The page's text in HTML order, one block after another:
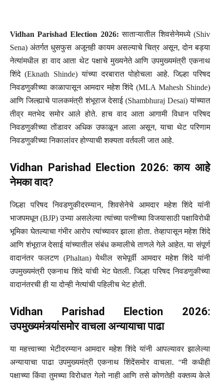
Vidhan Parishad Election 2026: साताऱ्यातील शिवसेनेमध्ये (Shiv
Sena) अंतर्गत धुसफुस अजूनही कायम असल्याचे चित्र असून, दोन बड्या
नेत्यांमधील हा वाद आता थेट पक्षाचे मुख्यनेते आणि उपमुख्यमंत्री एकनाथ
शिंदे (Eknath Shinde) यांच्या दरबारात पोहोचला आहे. जिल्हा परिषद
निवडणुकीच्या काळापासून आमदार महेश शिंदे (MLA Mahesh Shinde)
आणि जिल्ह्याचे पालकमंत्री शंभूराज देसाई (Shambhuraj Desai) यांच्यात
तीव्र मतभेद समोर आले होते. हाच वाद आता आगामी विधान परिषद
निवडणुकीच्या तोंडावर अधिक उफाळून आला असून, याचा थेट परिणाम
निवडणुकीच्या निकालांवर होण्याची शक्यता वर्तवली जात आहे.
Vidhan Parishad Election 2026: काय आहे
नेमका वाद?
जिल्हा परिषद निवडणुकीदरम्यान, शिवसेनेचे आमदार महेश शिंदे यांनी
भाजपमधून (BJP) उभ्या असलेल्या त्यांच्या पत्नीच्या विजयासाठी पक्षाविरोधी
भूमिका घेतल्याचा गंभीर आरोप त्यांच्यावर झाला होता. तेव्हापासून महेश शिंदे
आणि शंभूराज देसाई यांच्यातील संबंध कमालीचे ताणले गेले आहेत. या संपूर्ण
वादानंतर फलटण (Phaltan) येथील सभेपूर्वी आमदार महेश शिंदे यांनी
उपमुख्यमंत्री एकनाथ शिंदे यांची भेट घेतली. जिल्हा परिषद निवडणुकीच्या
वादानंतरची ही या दोन्ही नेत्यांची पहिलीच भेट होती.
Vidhan Parishad Election 2026:
उपमुख्यमंत्र्यांसमोर वाचला अन्यायाचा पाढा
या महत्त्वाच्या भेटीदरम्यान आमदार महेश शिंदे यांनी आपल्यावर झालेल्या
अन्यायाचा पाढा उपमुख्यमंत्री एकनाथ शिंदेंसमोर वाचला. “मी कधीही
पक्षाच्या किंवा तुमच्या विरोधात गेलो नाही आणि तसे कोणतेही वक्तव्य केले